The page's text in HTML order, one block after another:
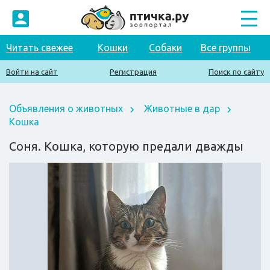
Читать свежее Кошки Собаки Все группы
Войти на сайт Регистрация Поиск по сайту
Объявления о животных
Животные в дар
Кошка
Соня. Кошка, которую предали дважды